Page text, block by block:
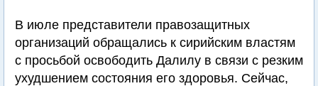
В июле представители правозащитных
организаций обращались к сирийским властям
с просьбой освободить Далилу в связи с резким
ухудшением состояния его здоровья. Сейчас,